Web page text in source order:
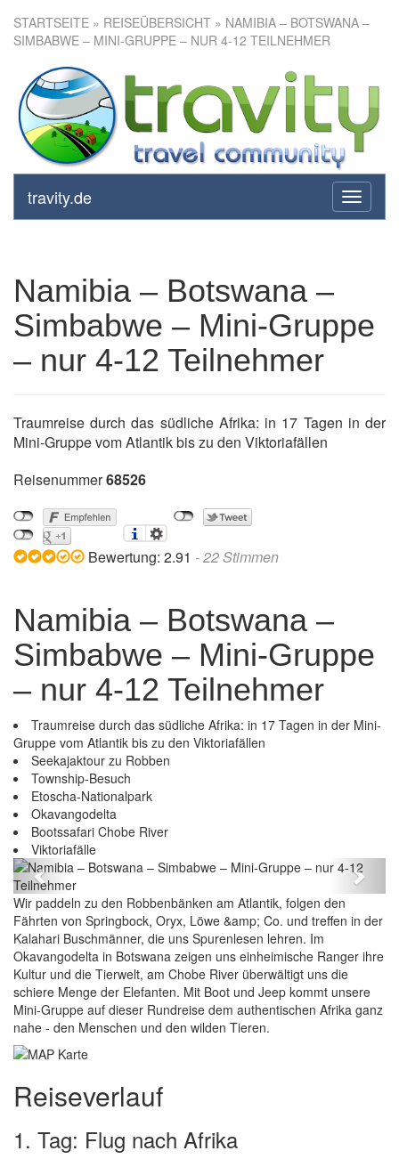
STARTSEITE » REISEÜBERSICHT » NAMIBIA – BOTSWANA –
SIMBABWE – MINI-GRUPPE – NUR 4-12 TEILNEHMER
toggle
travity.de
Namibia – Botswana –
Simbabwe – Mini-Gruppe – nur
4-12 Teilnehmer
Namibia – Botswana –
Simbabwe – Mini-Gruppe
– nur 4-12 Teilnehmer
Traumreise durch das südliche Afrika: in 17 Tagen in der
Mini-Gruppe vom Atlantik bis zu den Viktoriafällen
Reisenummer68526
Bewertung: 2.91 -22Stimmen
Namibia – Botswana –
Simbabwe – Mini-Gruppe
– nur 4-12 Teilnehmer
Traumreise durch das südliche Afrika: in 17 Tagen in der Mini-
Gruppe vom Atlantik bis zu den Viktoriafällen
Seekajaktour zu Robben
Township-Besuch
Etoscha-Nationalpark
Okavangodelta
Bootssafari Chobe River
Viktoriafälle
Namibia – Botswana – Simbabwe – Mini-Gruppe –
Previous Next
Wir paddeln zu den Robbenbänken am Atlantik, folgen den
Fährten von Springbock, Oryx, Löwe &amp; Co. und treffen in der
Kalahari Buschmänner, die uns Spurenlesen lehren. Im
Okavangodelta in Botswana zeigen uns einheimische Ranger ihre
Kultur und die Tierwelt, am Chobe River überwältigt uns die
schiere Menge der Elefanten. Mit Boot und Jeep kommt unsere
Mini-Gruppe auf dieser Rundreise dem authentischen Afrika ganz
nahe - den Menschen und den wilden Tieren.
Reiseverlauf
1. Tag: Flug nach Afrika